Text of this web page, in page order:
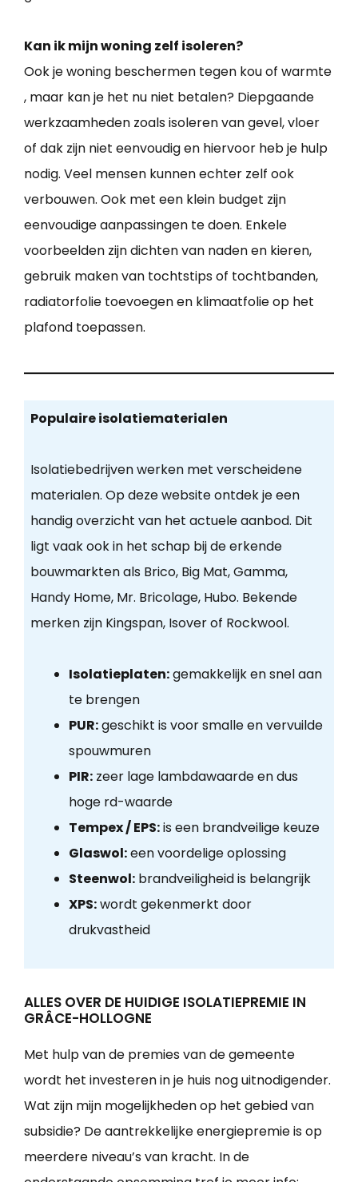
Kan ik mijn woning zelf isoleren?
Ook je woning beschermen tegen kou of warmte
, maar kan je het nu niet betalen? Diepgaande
werkzaamheden zoals isoleren van gevel, vloer
of dak zijn niet eenvoudig en hiervoor heb je hulp
nodig. Veel mensen kunnen echter zelf ook
verbouwen. Ook met een klein budget zijn
eenvoudige aanpassingen te doen. Enkele
voorbeelden zijn dichten van naden en kieren,
gebruik maken van tochtstips of tochtbanden,
radiatorfolie toevoegen en klimaatfolie op het
plafond toepassen.
Populaire isolatiematerialen
Isolatiebedrijven werken met verscheidene
materialen. Op deze website ontdek je een
handig overzicht van het actuele aanbod. Dit
ligt vaak ook in het schap bij de erkende
bouwmarkten als Brico, Big Mat, Gamma,
Handy Home, Mr. Bricolage, Hubo. Bekende
merken zijn Kingspan, Isover of Rockwool.
Isolatieplaten:gemakkelijk en snel aan
te brengen
PUR:geschikt is voor smalle en vervuilde
spouwmuren
PIR:zeer lage lambdawaarde en dus
hoge rd-waarde
Tempex / EPS:is een brandveilige keuze
Glaswol:een voordelige oplossing
Steenwol:brandveiligheid is belangrijk
XPS:wordt gekenmerkt door
drukvastheid
ALLES OVER DE HUIDIGE ISOLATIEPREMIE IN
GRÂCE-HOLLOGNE
Met hulp van de premies van de gemeente
wordt het investeren in je huis nog uitnodigender.
Wat zijn mijn mogelijkheden op het gebied van
subsidie? De aantrekkelijke energiepremie is op
meerdere niveau’s van kracht. In de